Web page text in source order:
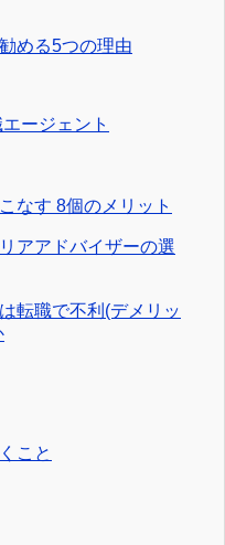
める5つの理由
ージェント
なす 8個のメリット
アアドバイザーの選
転職で不利(デメリッ
こと